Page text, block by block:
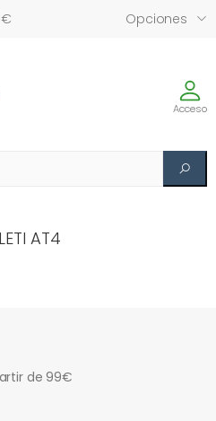
Opciones
Acceso
LETI AT4
de 99€